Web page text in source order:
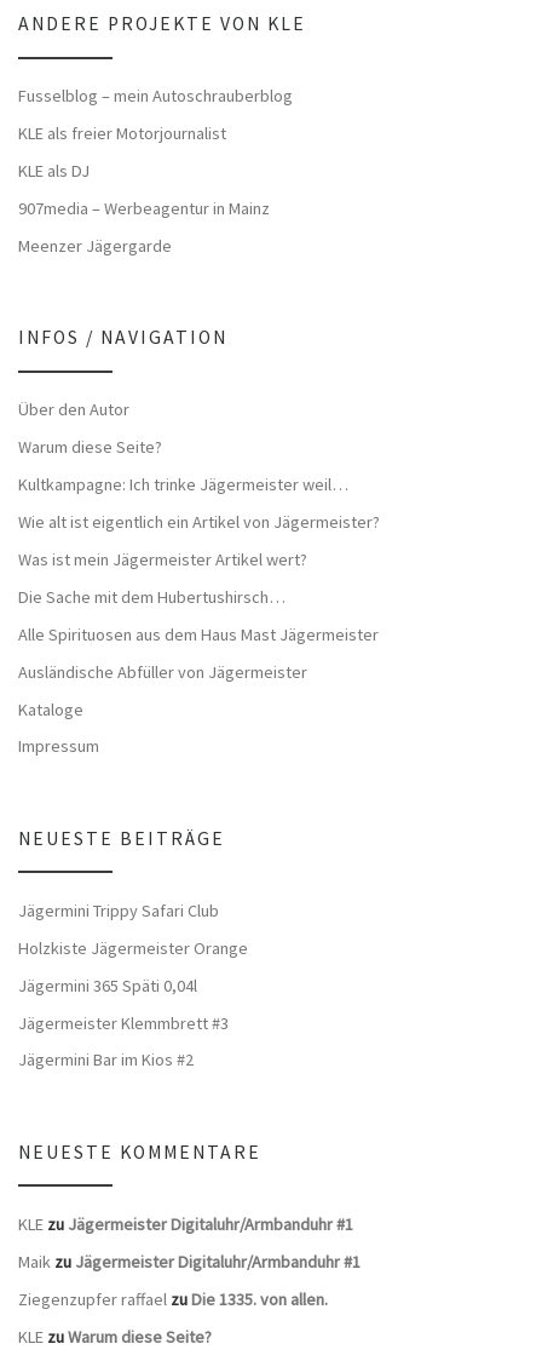
ANDERE PROJEKTE VON KLE
Fusselblog – mein Autoschrauberblog
KLE als freier Motorjournalist
KLE als DJ
907media – Werbeagentur in Mainz
Meenzer Jägergarde
INFOS / NAVIGATION
Über den Autor
Warum diese Seite?
Kultkampagne: Ich trinke Jägermeister weil…
Wie alt ist eigentlich ein Artikel von Jägermeister?
Was ist mein Jägermeister Artikel wert?
Die Sache mit dem Hubertushirsch…
Alle Spirituosen aus dem Haus Mast Jägermeister
Ausländische Abfüller von Jägermeister
Kataloge
Impressum
NEUESTE BEITRÄGE
Jägermini Trippy Safari Club
Holzkiste Jägermeister Orange
Jägermini 365 Späti 0,04l
Jägermeister Klemmbrett #3
Jägermini Bar im Kios #2
NEUESTE KOMMENTARE
KLE zu Jägermeister Digitaluhr/Armbanduhr #1
Maik zu Jägermeister Digitaluhr/Armbanduhr #1
Ziegenzupfer raffael zuDie 1335. von allen.
KLE zuWarum diese Seite?